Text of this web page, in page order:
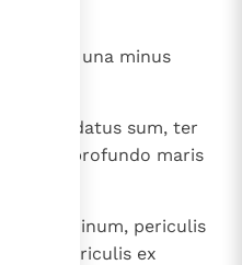
una minus
lapidatus sum, ter
die in profundo maris
fluminum, periculis
periculis ex